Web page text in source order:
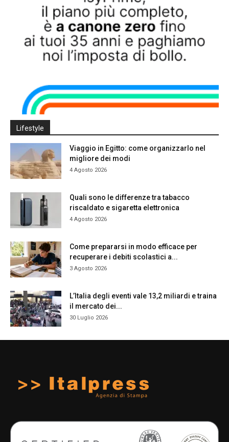
Lifestyle
Viaggio in Egitto: come organizzarlo nel
migliore dei modi
4 Agosto 2026
Quali sono le differenze tra tabacco
riscaldato e sigaretta elettronica
4 Agosto 2026
Come prepararsi in modo efficace per
recuperare i debiti scolastici a...
3 Agosto 2026
L’Italia degli eventi vale 13,2 miliardi e traina
il mercato dei...
30 Luglio 2026